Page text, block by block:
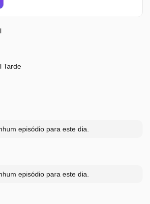
Tarde
episódio para este dia.
episódio para este dia.